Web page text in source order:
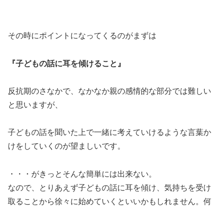
その時にポイントになってくるのがまずは
『子どもの話に耳を傾けること』
反抗期のさなかで、なかなか親の感情的な部分では難しい
と思いますが、
子どもの話を聞いた上で一緒に考えていけるような言葉か
けをしていくのが望ましいです。
・・・がきっとそんな簡単には出来ない。
なので、とりあえず子どもの話に耳を傾け、気持ちを受け
取ることから徐々に始めていくといいかもしれません。何